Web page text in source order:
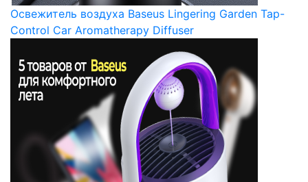
Освежитель воздуха Baseus Lingering Garden Tap-
Control Car Aromatherapy Diffuser